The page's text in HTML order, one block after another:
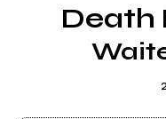
SHOP
RADIO
Death